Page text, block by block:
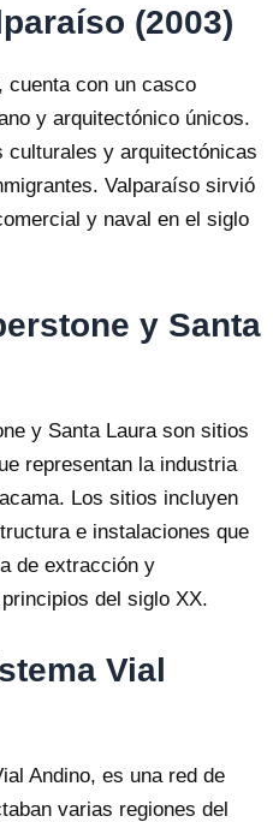
(2003)
cuenta con un casco
y arquitectónico únicos.
culturales y arquitectónicas
Valparaíso sirvió
y naval en el siglo
y Santa
y Santa Laura son sitios
representan la industria
Los sitios incluyen
e instalaciones que
de extracción y
del siglo XX.
Vial
Andino, es una red de
varias regiones del